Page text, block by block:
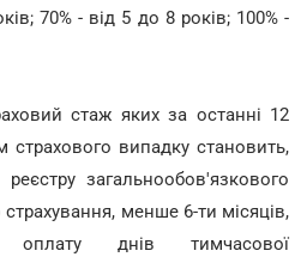
70% - від 5 до 8 років; 100% -
стаж яких за останні 12
страхового випадку становить,
загальнообов'язкового
менше 6-ти місяців,
днів тимчасової